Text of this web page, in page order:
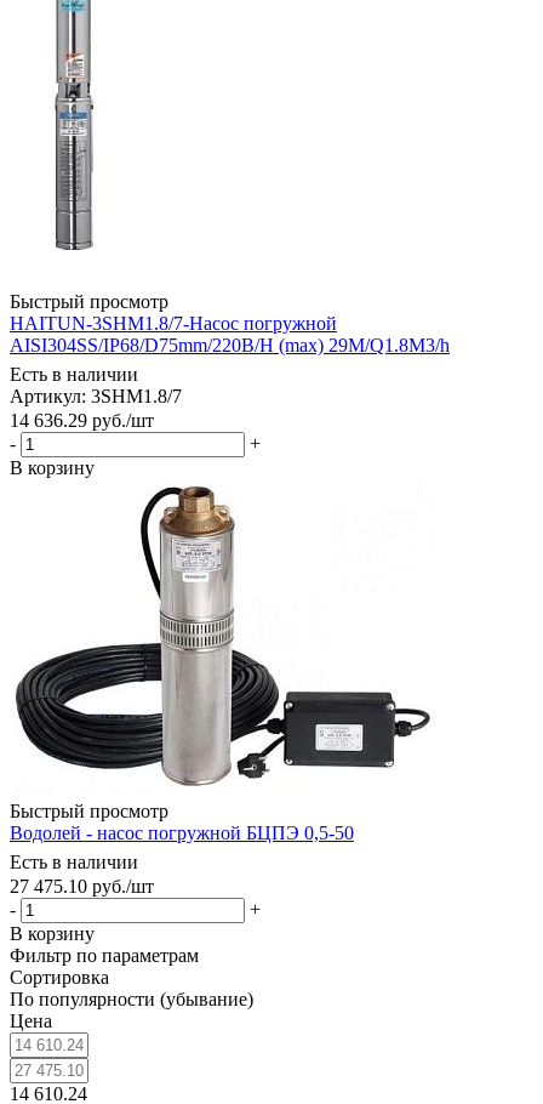
Быстрый просмотр
HAITUN-3SHM1.8/7-Насос погружной
AISI304SS/IP68/D75mm/220В/H (max) 29M/Q1.8M3/h
Есть в наличии
Артикул: 3SHM1.8/7
14 636.29 руб./шт
-
+
В корзину
Быстрый просмотр
Водолей - насос погружной БЦПЭ 0,5-50
Есть в наличии
27 475.10 руб./шт
-
+
В корзину
Фильтр по параметрам
Сортировка
По популярности (убывание)
Цена
14 610.24